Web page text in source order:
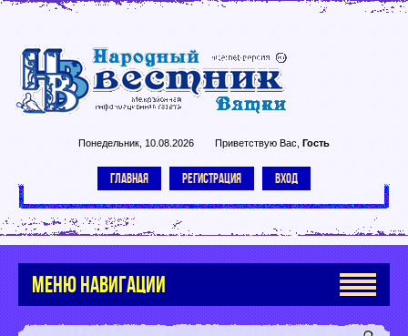
Понедельник, 10.08.2026 Приветствую Вас Гость
ГЛАВНАЯ РЕГИСТРАЦИЯ ВХОД
МЕНЮ НАВИГАЦИИ